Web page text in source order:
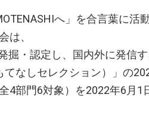
へ」を合言葉に活
は、
掘・認定し、国内外に発信
てなしセレクション）」の
4部門6対象）を2022年6月1